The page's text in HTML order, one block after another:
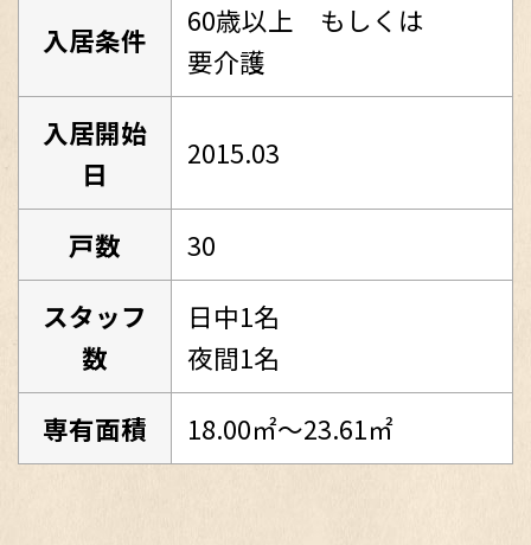
入居条件
60歳以上 もしくは
要介護
入居開始
日
2015.03
戸数
30
スタッフ
数
日中1名
夜間1名
専有面積
18.00㎡～23.61㎡